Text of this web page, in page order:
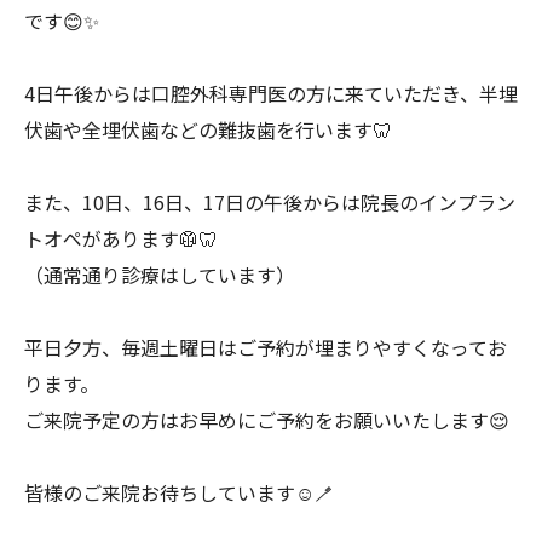
です😊✨
4日午後からは口腔外科専門医の方に来ていただき、半埋
伏歯や全埋伏歯などの難抜歯を行います🦷
また、10日、16日、17日の午後からは院長のインプラン
トオペがあります🥼🦷
（通常通り診療はしています）
平日夕方、毎週土曜日はご予約が埋まりやすくなってお
ります。
ご来院予定の方はお早めにご予約をお願いいたします😌
皆様のご来院お待ちしています☺️🪥